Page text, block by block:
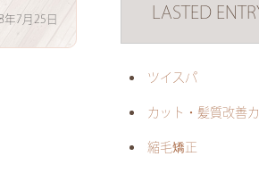
年7月25日 LASTED
ツイスパ
カット・髪質改善
縮毛矯正